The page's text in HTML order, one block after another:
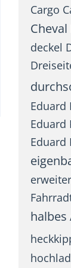
Cargo
deckel
Eduard
Eduard
Eduard
halbes